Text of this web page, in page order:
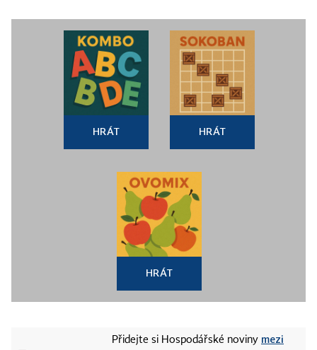
HRÁT HRÁT
HRÁT
Přidejte si Hospodářské noviny mezi